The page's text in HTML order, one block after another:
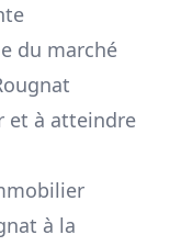
du marché
et à atteindre
à la